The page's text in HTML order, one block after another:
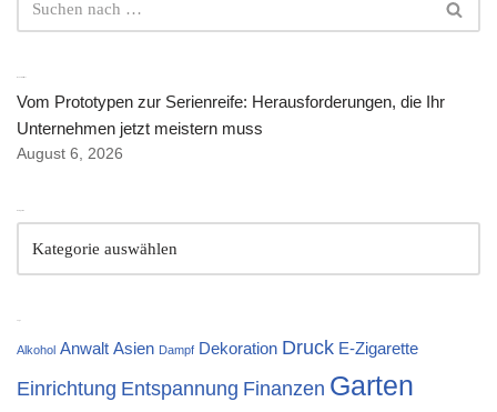
Vom Prototypen zur Serienreife: Herausforderungen, die Ihr
Unternehmen jetzt meistern muss
August 6, 2026
Alkohol Anwalt Asien Dampf Dekoration Druck E-Zigarette
Einrichtung Entspannung Finanzen Garten